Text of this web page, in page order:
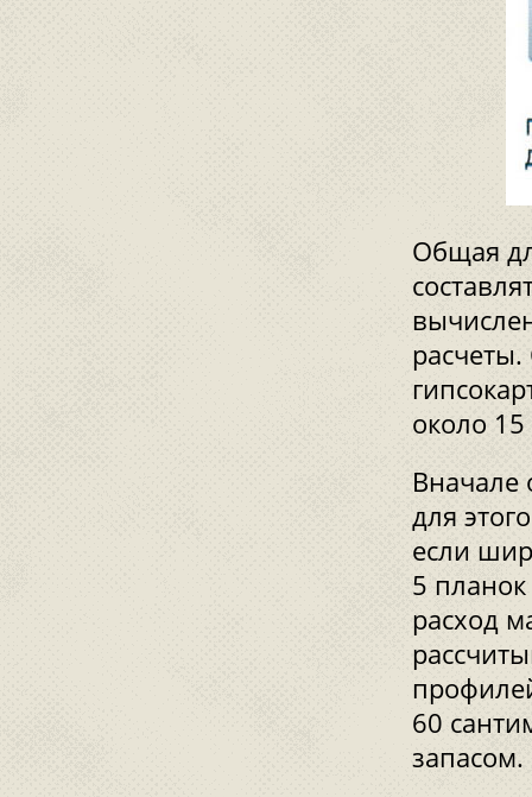
Общая
расчеты.
около
Вначале
для
если
5
расход
60
запасом.